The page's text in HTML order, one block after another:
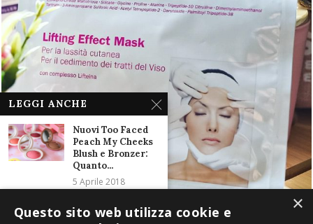
LEGGI ANCHE
Nuovi Too Faced
Peach My Cheeks
Blush e Bronzer:
Quanto...
5 Aprile 2018
Smalti L’Oreal
×
Questo sito web utilizza cookie e